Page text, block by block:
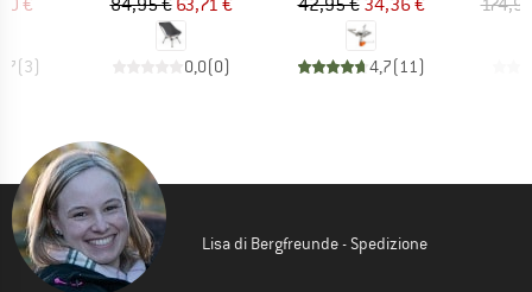
€
(3)
84,95 € 63,71 €
0,0(0)
42,95 € 34,36 €
4,7(11)
Lisa di Bergfreunde - Spedizione